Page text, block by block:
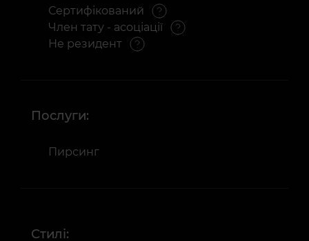
Сертифікований
Член тату - асоціації
Не резидент
Послуги:
Пирсинг
Стилі: